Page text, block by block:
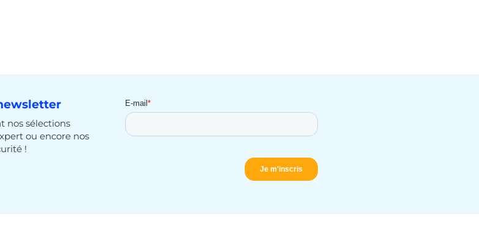
nos sélections
ou encore nos
!